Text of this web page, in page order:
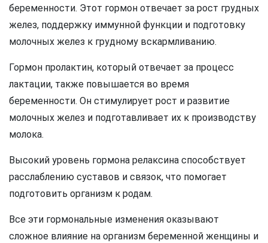
беременности. Этот гормон отвечает за рост грудных
желез, поддержку иммунной функции и подготовку
молочных желез к грудному вскармливанию.
Гормон пролактин, который отвечает за процесс
лактации, также повышается во время
беременности. Он стимулирует рост и развитие
молочных желез и подготавливает их к производству
молока.
Высокий уровень гормона релаксина способствует
расслаблению суставов и связок, что помогает
подготовить организм к родам.
Все эти гормональные изменения оказывают
сложное влияние на организм беременной женщины и